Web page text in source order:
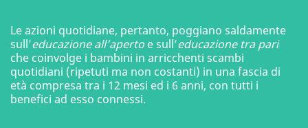
Le azioni quotidiane, pertanto, poggiano saldamente
sull’educazione all’aperto e sull’educazione tra pari
che coinvolge i bambini in arricchenti scambi
quotidiani (ripetuti ma non costanti) in una fascia di
età compresa tra i 12 mesi ed i 6 anni, con tutti i
benefici ad esso connessi.